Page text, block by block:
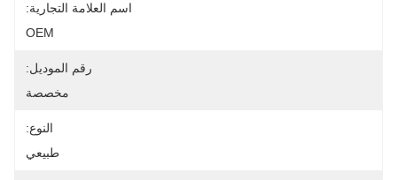
اسم العلامة التجارية:
OEM
رقم الموديل:
مخصصة
النوع:
طبيعي